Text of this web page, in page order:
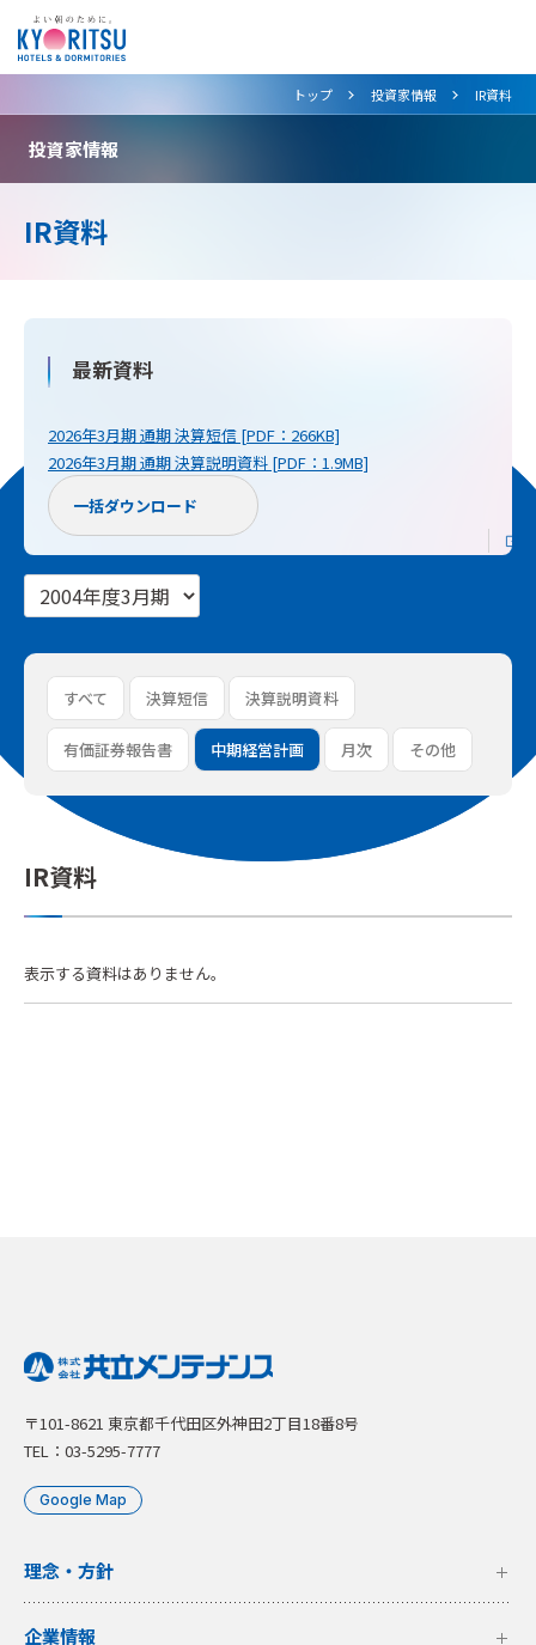
トップ >
投資家情報 >
IR資料
投資家情報
IR資料
最新資料
2026年3月期 通期 決算短信 [PDF：266KB]
2026年3月期 通期 決算説明資料 [PDF：1.9MB]
一括ダウンロード
すべて 決算短信 決算説明資料
有価証券報告書 中期経営計画 月次 その他
IR資料
表示する資料はありません。
〒101-8621 東京都千代田区外神田2丁目18番8号
TEL：03-5295-7777
Google Map
理念・方針
企業情報